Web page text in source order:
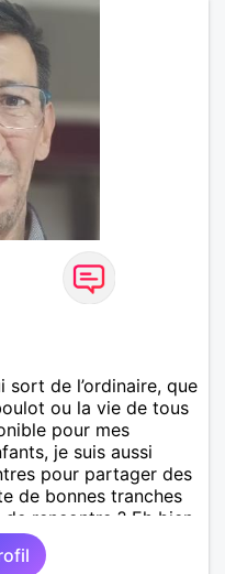
de l’ordinaire, que
ou la vie de tous
pour mes
je suis aussi
pour partager des
de bonnes tranches
rencontre ? Eh bien,
qu’il nous réserve.
et sympa !